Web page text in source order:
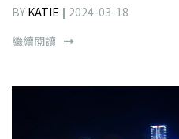
BY KATIE
2024-03-18
繼續閱讀